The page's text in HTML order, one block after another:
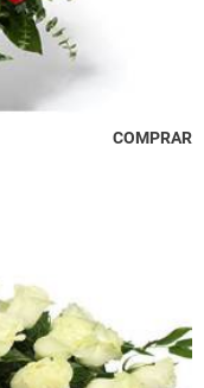
COMPRAR